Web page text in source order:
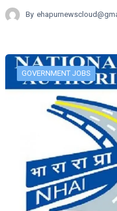
By
GOVERNMENT JOBS